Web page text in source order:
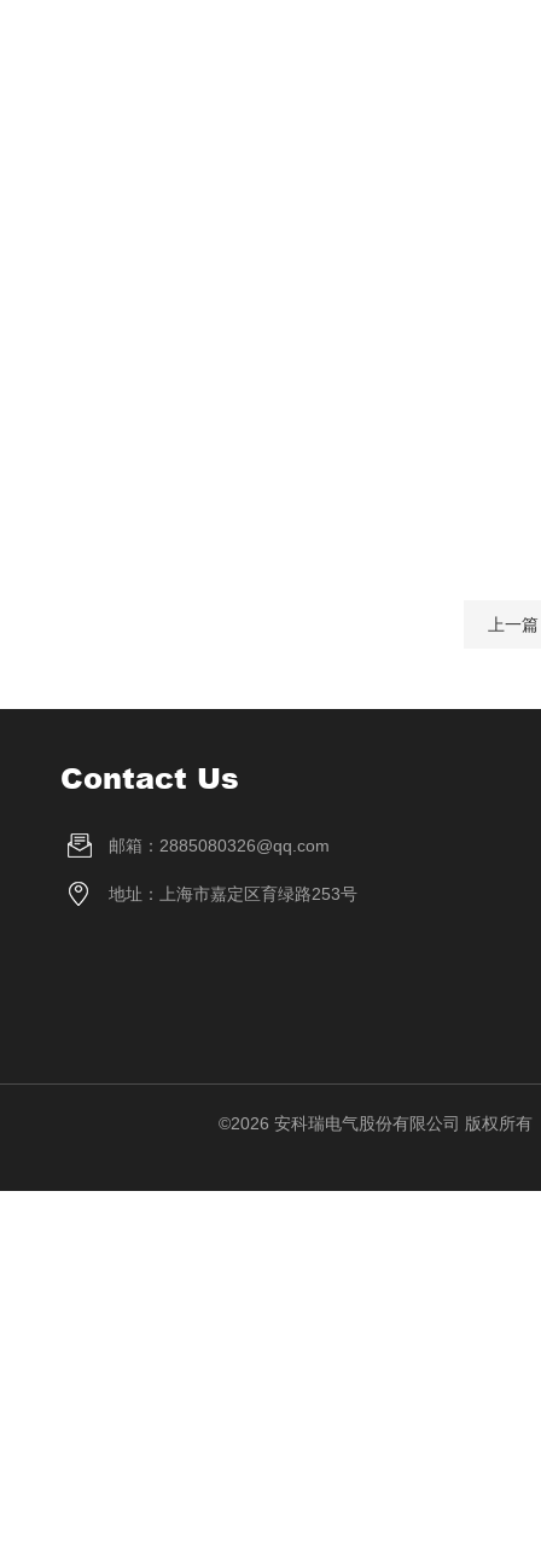
上一
Contact Us
邮箱：2885080326@qq.com
地址：上海市嘉定区育绿路253号
©2026 安科瑞电气股份有限公司 版权所